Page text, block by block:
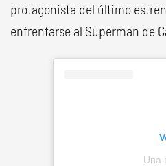
protagonista del último
enfrentarse al Superman de
Una